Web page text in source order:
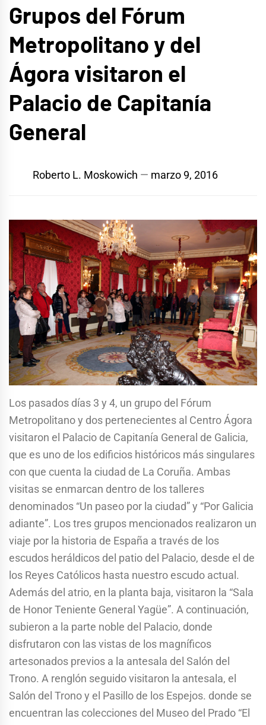
Grupos del Fórum
Metropolitano y del
Ágora visitaron el
Palacio de Capitanía
General
Roberto L. Moskowich marzo 9, 2016
Los pasados días 3 y 4, un grupo del Fórum
Metropolitano y dos pertenecientes al Centro Ágora
visitaron el Palacio de Capitanía General de Galicia,
que es uno de los edificios históricos más singulares
con que cuenta la ciudad de La Coruña. Ambas
visitas se enmarcan dentro de los talleres
denominados “Un paseo por la ciudad” y “Por Galicia
adiante”. Los tres grupos mencionados realizaron un
viaje por la historia de España a través de los
escudos heráldicos del patio del Palacio, desde el de
los Reyes Católicos hasta nuestro escudo actual.
Además del atrio, en la planta baja, visitaron la “Sala
de Honor Teniente General Yagüe”. A continuación,
subieron a la parte noble del Palacio, donde
disfrutaron con las vistas de los magníficos
artesonados previos a la antesala del Salón del
Trono. A renglón seguido visitaron la antesala, el
Salón del Trono y el Pasillo de los Espejos. donde se
encuentran las colecciones del Museo del Prado “El